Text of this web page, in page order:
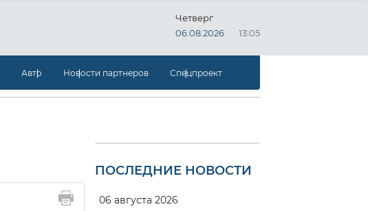
Четверг
06.08.2026
13:05
Авто Новости партнеров Спецпроект
ПОСЛЕДНИЕ НОВОСТИ
06 августа 2026